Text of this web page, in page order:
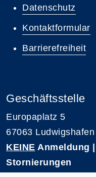
Datenschutz
Kontaktformular
Barrierefreiheit
Geschäftsstelle
Europaplatz 5
67063 Ludwigshafen
KEINE Anmeldung |
Stornierungen